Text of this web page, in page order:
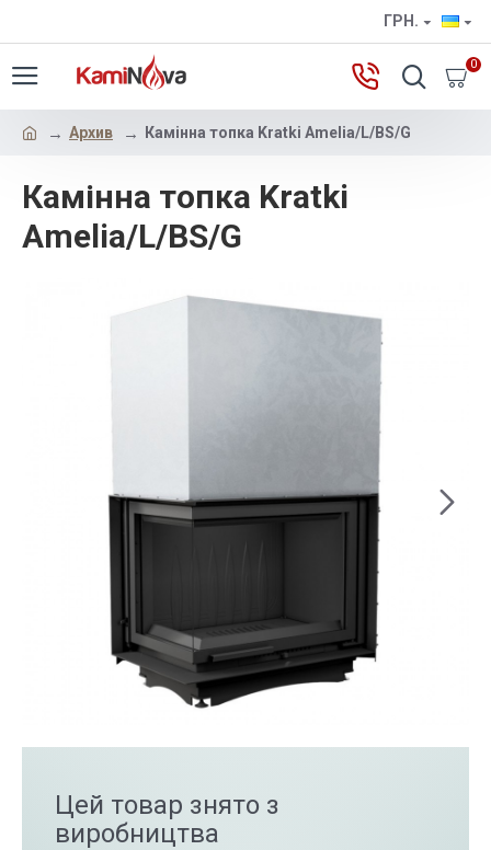
ГРН.
0
Архив Камінна топка Kratki Amelia/L/BS/G
Камінна топка Kratki
Amelia/L/BS/G
Цей товар знято з
виробництва